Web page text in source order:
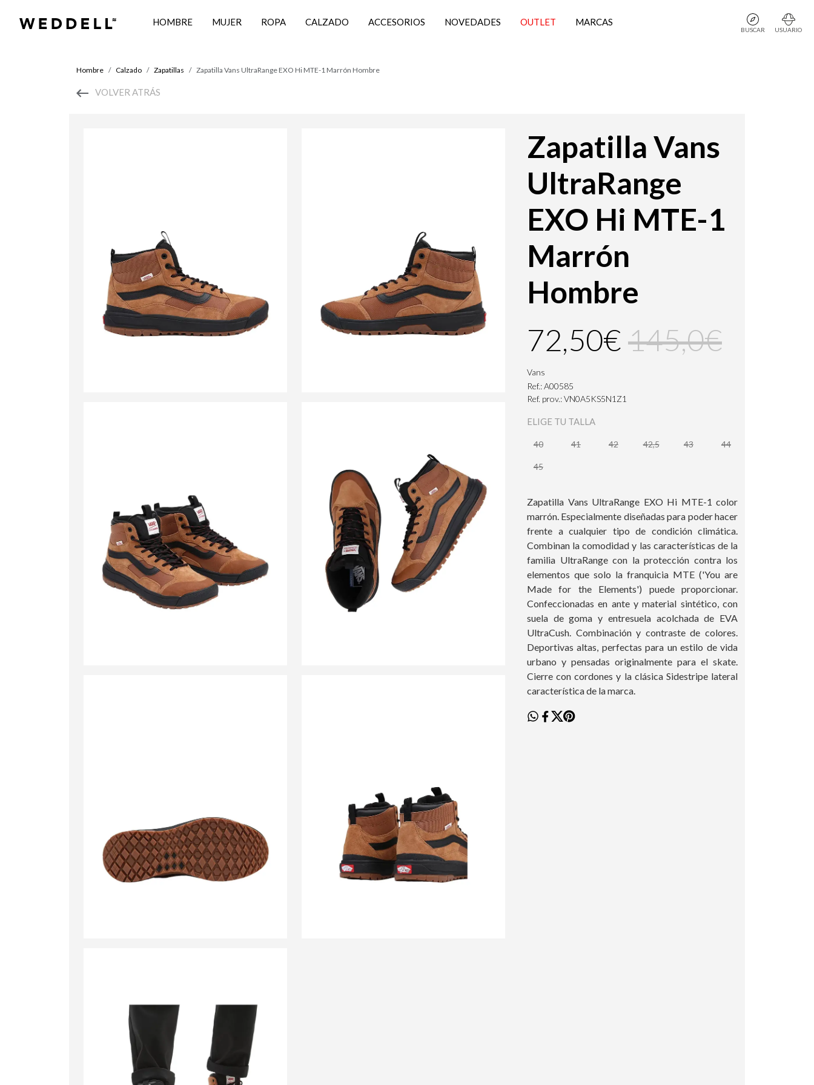
HOMBRE MUJER ROPA CALZADO ACCESORIOS NOVEDADES OUTLET MARCAS
BUSCAR USUARIO
Hombre Calzado Zapatillas Zapatilla Vans UltraRange EXO Hi MTE-1 Marrón Hombre
VOLVER ATRÁS
Zapatilla Vans
UltraRange
EXO Hi MTE-1
Marrón
Hombre
72,50€ 145,0€
Vans
Ref.: A00585
Ref. prov.: VN0A5KS5N1Z1
ELIGE TU TALLA
40 41 42 42,5 43 44
45
Zapatilla Vans UltraRange EXO Hi MTE-1 color
marrón. Especialmente diseñadas para poder hacer
frente a cualquier tipo de condición climática.
Combinan la comodidad y las características de la
familia UltraRange con la protección contra los
elementos que solo la franquicia MTE ('You are
Made for the Elements') puede proporcionar.
Confeccionadas en ante y material sintético, con
suela de goma y entresuela acolchada de EVA
UltraCush. Combinación y contraste de colores.
Deportivas altas, perfectas para un estilo de vida
urbano y pensadas originalmente para el skate.
Cierre con cordones y la clásica Sidestripe lateral
característica de la marca.